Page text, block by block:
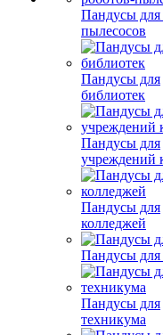
Пандусы для
пылесосов
Пандусы для
библиотек
Пандусы для
учреждений
Пандусы для
колледжей
Пандусы
Пандусы для
техникума